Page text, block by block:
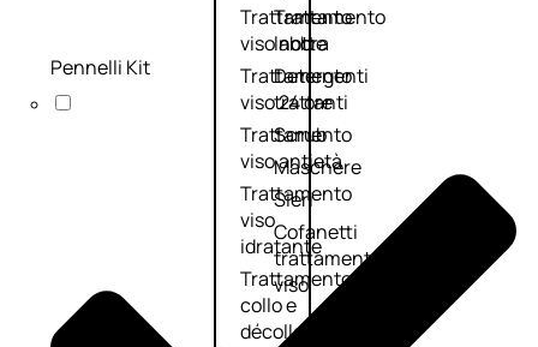
Trattamento
viso notte
Trattamento
viso 24 ore
Trattamento
viso antietà
Trattamento
viso
idratante
Trattamento
collo e
décolleté
Trattamento
labbra
Detergenti
trattanti
Scrub
Maschere
Sieri
Cofanetti
trattamento
viso
Pennelli Kit